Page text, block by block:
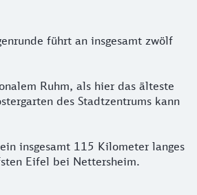
führt an insgesamt zwölf
Ruhm, als hier das älteste
des Stadtzentrums kann
insgesamt 115 Kilometer langes
Eifel bei Nettersheim.